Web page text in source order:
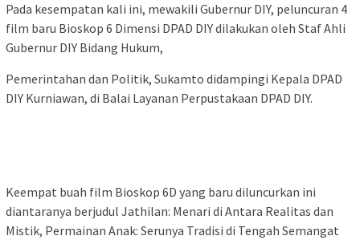
Pada kesempatan kali ini, mewakili Gubernur DIY, peluncuran 4
film baru Bioskop 6 Dimensi DPAD DIY dilakukan oleh Staf Ahli
Gubernur DIY Bidang Hukum,
Pemerintahan dan Politik, Sukamto didampingi Kepala DPAD
DIY Kurniawan, di Balai Layanan Perpustakaan DPAD DIY.
Keempat buah film Bioskop 6D yang baru diluncurkan ini
diantaranya berjudul Jathilan: Menari di Antara Realitas dan
Mistik, Permainan Anak: Serunya Tradisi di Tengah Semangat